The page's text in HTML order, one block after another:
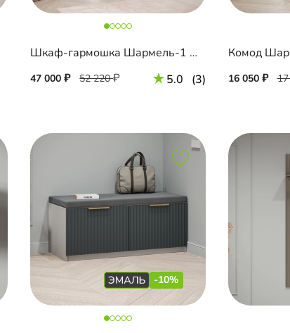
Шкаф-гармошка Шармель-1 Лайф Эмаль с зеркалом
47 000 52 220 5.0 (3) 16 050
-10%